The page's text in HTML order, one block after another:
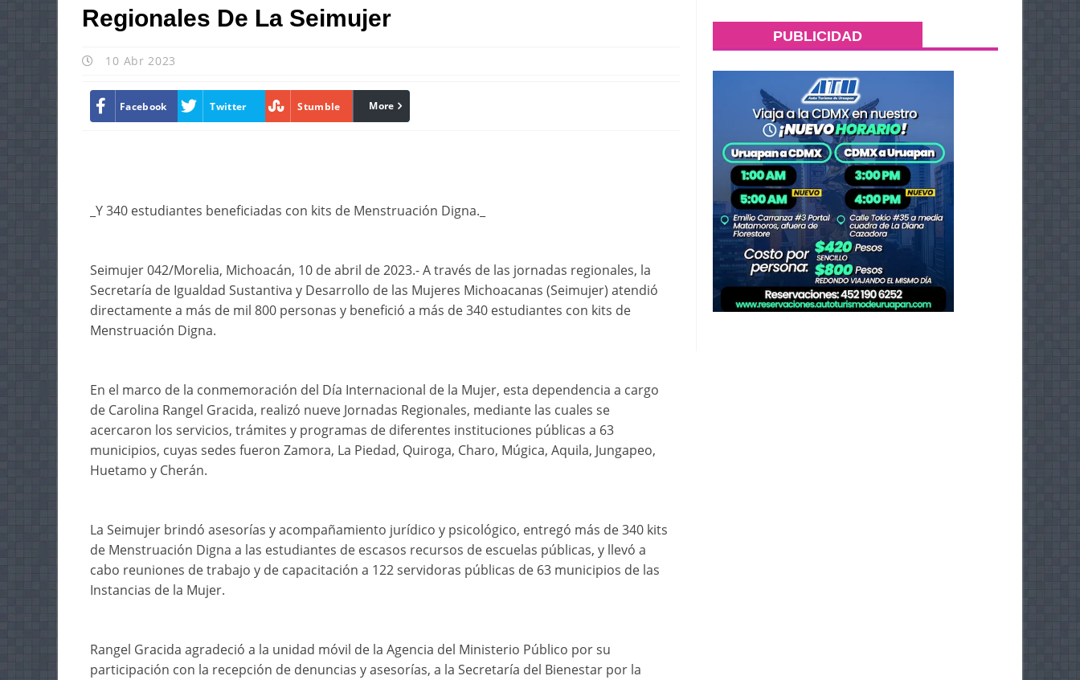
Regionales De La Seimujer
10 Abr 2023
Facebook Twitter Stumble linkedin
More
_Y 340 estudiantes beneficiadas con kits de Menstruación Digna._
Seimujer 042/Morelia, Michoacán, 10 de abril de 2023.- A través de las jornadas regionales, la
Secretaría de Igualdad Sustantiva y Desarrollo de las Mujeres Michoacanas (Seimujer) atendió
directamente a más de mil 800 personas y benefició a más de 340 estudiantes con kits de
Menstruación Digna.
En el marco de la conmemoración del Día Internacional de la Mujer, esta dependencia a cargo
de Carolina Rangel Gracida, realizó nueve Jornadas Regionales, mediante las cuales se
acercaron los servicios, trámites y programas de diferentes instituciones públicas a 63
municipios, cuyas sedes fueron Zamora, La Piedad, Quiroga, Charo, Múgica, Aquila, Jungapeo,
Huetamo y Cherán.
La Seimujer brindó asesorías y acompañamiento jurídico y psicológico, entregó más de 340 kits
de Menstruación Digna a las estudiantes de escasos recursos de escuelas públicas, y llevó a
cabo reuniones de trabajo y de capacitación a 122 servidoras públicas de 63 municipios de las
Instancias de la Mujer.
Rangel Gracida agradeció a la unidad móvil de la Agencia del Ministerio Público por su
participación con la recepción de denuncias y asesorías, a la Secretaría del Bienestar por la
PUBLICIDAD